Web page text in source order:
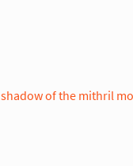
shadow of the mithril